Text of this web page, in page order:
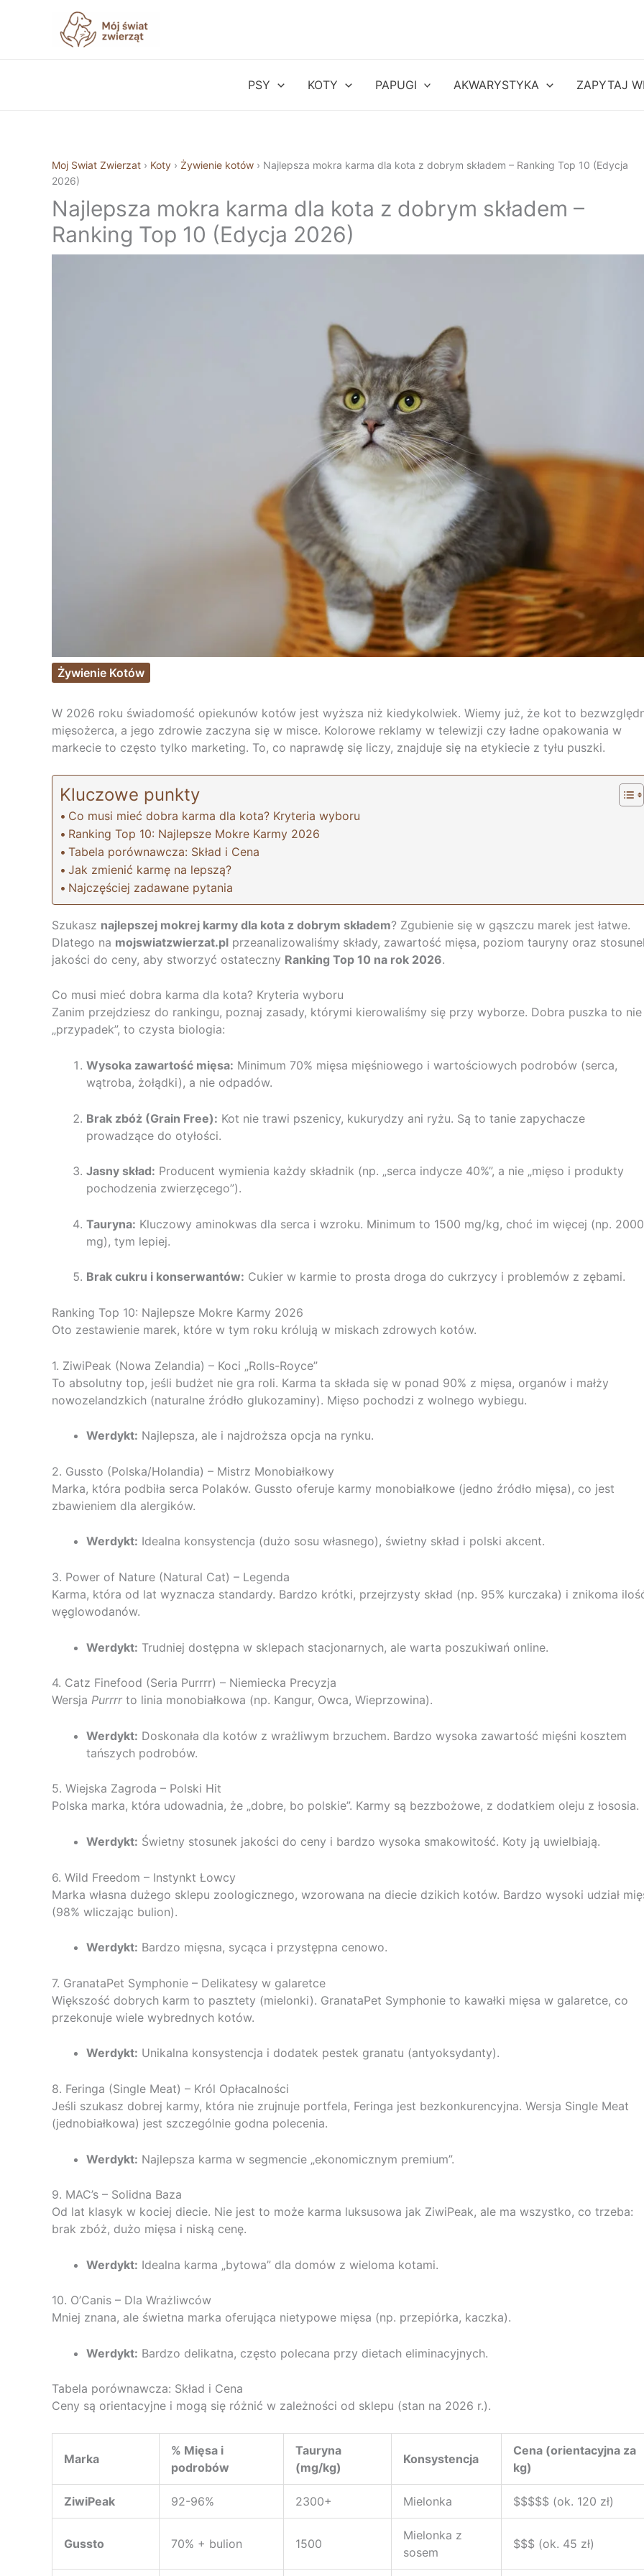
PSY KOTY PAPUGI AKWARYSTYKA ZAPYTAJ
Moj Swiat Zwierzat › Koty › Żywienie kotów › Najlepsza mokra karma dla kota z dobrym składem – Ranking Top 10 (Edycja
2026)
Najlepsza mokra karma dla kota z dobrym składem –
Ranking Top 10 (Edycja 2026)
Żywienie Kotów
W 2026 roku świadomość opiekunów kotów jest wyższa niż kiedykolwiek. Wiemy już, że kot to
mięsożerca, a jego zdrowie zaczyna się w misce. Kolorowe reklamy w telewizji czy ładne opakowania w
markecie to często tylko marketing. To, co naprawdę się liczy, znajduje się na etykiecie z tyłu puszki.
Kluczowe punkty
Co musi mieć dobra karma dla kota? Kryteria wyboru
Ranking Top 10: Najlepsze Mokre Karmy 2026
Tabela porównawcza: Skład i Cena
Jak zmienić karmę na lepszą?
Najczęściej zadawane pytania
Szukasz najlepszej mokrej karmy dla kota z dobrym składem? Zgubienie się w gąszczu marek jest łatwe.
Dlatego na mojswiatzwierzat.pl przeanalizowaliśmy składy, zawartość mięsa, poziom tauryny oraz
jakości do ceny, aby stworzyć ostateczny Ranking Top 10 na rok 2026.
Co musi mieć dobra karma dla kota? Kryteria wyboru
Zanim przejdziesz do rankingu, poznaj zasady, którymi kierowaliśmy się przy wyborze. Dobra puszka to nie
„przypadek”, to czysta biologia:
Wysoka zawartość mięsa: Minimum 70% mięsa mięśniowego i wartościowych podrobów (serca,
wątroba, żołądki), a nie odpadów.
Brak zbóż (Grain Free): Kot nie trawi pszenicy, kukurydzy ani ryżu. Są to tanie zapychacze
prowadzące do otyłości.
Jasny skład: Producent wymienia każdy składnik (np. „serca indycze 40%”, a nie „mięso i produkty
pochodzenia zwierzęcego”).
Tauryna: Kluczowy aminokwas dla serca i wzroku. Minimum to 1500 mg/kg, choć im więcej (np. 2000
mg), tym lepiej.
Brak cukru i konserwantów: Cukier w karmie to prosta droga do cukrzycy i problemów z zębami.
Ranking Top 10: Najlepsze Mokre Karmy 2026
Oto zestawienie marek, które w tym roku królują w miskach zdrowych kotów.
1. ZiwiPeak (Nowa Zelandia) – Koci „Rolls-Royce”
To absolutny top, jeśli budżet nie gra roli. Karma ta składa się w ponad 90% z mięsa, organów i małży
nowozelandzkich (naturalne źródło glukozaminy). Mięso pochodzi z wolnego wybiegu.
Werdykt: Najlepsza, ale i najdroższa opcja na rynku.
2. Gussto (Polska/Holandia) – Mistrz Monobiałkowy
Marka, która podbiła serca Polaków. Gussto oferuje karmy monobiałkowe (jedno źródło mięsa), co jest
zbawieniem dla alergików.
Werdykt: Idealna konsystencja (dużo sosu własnego), świetny skład i polski akcent.
3. Power of Nature (Natural Cat) – Legenda
Karma, która od lat wyznacza standardy. Bardzo krótki, przejrzysty skład (np. 95% kurczaka) i znikoma
węglowodanów.
Werdykt: Trudniej dostępna w sklepach stacjonarnych, ale warta poszukiwań online.
4. Catz Finefood (Seria Purrrr) – Niemiecka Precyzja
Wersja Purrrrto linia monobiałkowa (np. Kangur, Owca, Wieprzowina).
Werdykt: Doskonała dla kotów z wrażliwym brzuchem. Bardzo wysoka zawartość mięśni kosztem
tańszych podrobów.
5. Wiejska Zagroda – Polski Hit
Polska marka, która udowadnia, że „dobre, bo polskie”. Karmy są bezzbożowe, z dodatkiem oleju z łososia.
Werdykt: Świetny stosunek jakości do ceny i bardzo wysoka smakowitość. Koty ją uwielbiają.
6. Wild Freedom – Instynkt Łowcy
Marka własna dużego sklepu zoologicznego, wzorowana na diecie dzikich kotów. Bardzo wysoki udział
(98% wliczając bulion).
Werdykt: Bardzo mięsna, sycąca i przystępna cenowo.
7. GranataPet Symphonie – Delikatesy w galaretce
Większość dobrych karm to pasztety (mielonki). GranataPet Symphonie to kawałki mięsa w galaretce, co
przekonuje wiele wybrednych kotów.
Werdykt: Unikalna konsystencja i dodatek pestek granatu (antyoksydanty).
8. Feringa (Single Meat) – Król Opłacalności
Jeśli szukasz dobrej karmy, która nie zrujnuje portfela, Feringa jest bezkonkurencyjna. Wersja Single Meat
(jednobiałkowa) jest szczególnie godna polecenia.
Werdykt: Najlepsza karma w segmencie „ekonomicznym premium”.
9. MAC’s – Solidna Baza
Od lat klasyk w kociej diecie. Nie jest to może karma luksusowa jak ZiwiPeak, ale ma wszystko, co trzeba:
brak zbóż, dużo mięsa i niską cenę.
Werdykt: Idealna karma „bytowa” dla domów z wieloma kotami.
10. O’Canis – Dla Wrażliwców
Mniej znana, ale świetna marka oferująca nietypowe mięsa (np. przepiórka, kaczka).
Werdykt: Bardzo delikatna, często polecana przy dietach eliminacyjnych.
Tabela porównawcza: Skład i Cena
Ceny są orientacyjne i mogą się różnić w zależności od sklepu (stan na 2026 r.).
Marka
% Mięsa i
podrobów
Tauryna
(mg/kg)
Konsystencja
Cena (orientacyjna za
kg)
ZiwiPeak 92-96% 2300+ Mielonka $$$$$ (ok. 120 zł)
Gussto 70% + bulion 1500
Mielonka z
sosem
$$$ (ok. 45 zł)